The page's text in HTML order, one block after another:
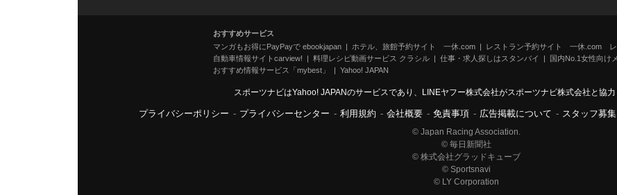
おすすめサービス
マンガもお得にPayPayで ebookjapan
ホテル、旅館予約サイト 一休.com
レストラン予約サイト 一休.com レ
自動車情報サイトcarview!
料理レシピ動画サービス クラシル 仕事・求人探しはスタンバイ
国内No.1女性向け
おすすめ情報サービス「mybest」
Yahoo! JAPAN
スポーツナビはYahoo! JAPANのサービスであり、LINEヤフー株式会社がスポーツナビ株式会社と協力
プライバシーポリシー - プライバシーセンター - 利用規約 - 会社概要 - 免責事項 - 広告掲載について - スタッフ募集
© Japan Racing Association.
© 毎日新聞社
© 株式会社グラッドキューブ
© Sportsnavi
© LY Corporation